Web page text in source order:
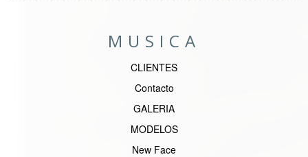
MUSICA
CLIENTES
Contacto
GALERIA
MODELOS
New Face